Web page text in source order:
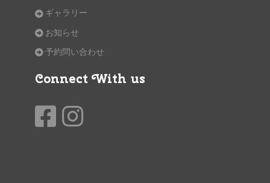
ギャラリー
お知らせ
予約問い合わせ
Connect With us